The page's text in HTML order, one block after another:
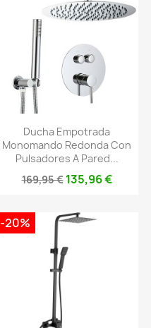
Ducha Empotrada
Monomando Redonda Con
Pulsadores A Pared...
169,95 € 135,96 €
-20%